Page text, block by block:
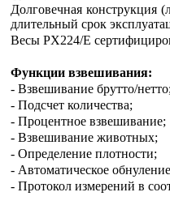
Долговечная конструкция
длительный срок
Весы PX224/E
Функции взвешивания:
- Взвешивание брутто/нетто;
- Подсчет количества;
- Процентное взвешивание;
- Взвешивание животных;
- Определение плотности;
- Автоматическое
- Протокол измерений в